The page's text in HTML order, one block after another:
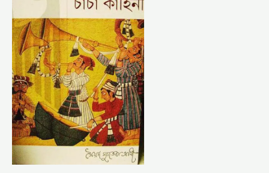
আলী
(CHACHA
KAHINI
BY
SYED
MUJTABA
ALI)